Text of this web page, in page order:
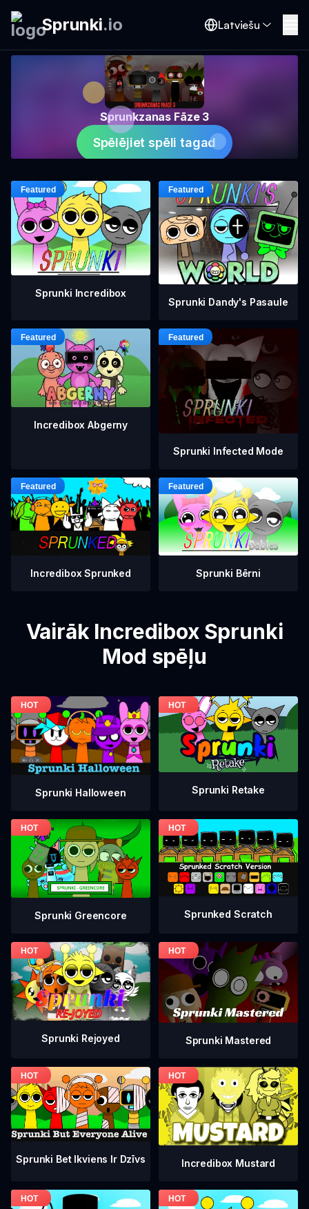
Sprunki.io Latviešu
Sprunkzanas Fāze 3
Spēlējiet spēli tagad
Sprunki Incredibox
Sprunki Dandy's Pasaule
Incredibox Abgerny
Sprunki Infected Mode
Incredibox Sprunked Sprunki Bērni
Vairāk Incredibox Sprunki
Mod spēļu
Sprunki Halloween Sprunki Retake
Sprunki Greencore Sprunked Scratch
Sprunki Rejoyed Sprunki Mastered
Sprunki Bet Ikviens Ir Dzīvs Incredibox Mustard